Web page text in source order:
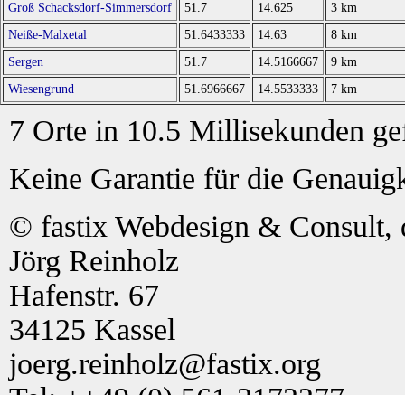
Groß Schacksdorf-Simmersdorf
51.7 14.625
3 km
Neiße-Malxetal
51.6433333 14.63
8 km
Sergen
51.7 14.5166667
9 km
Wiesengrund
51.6966667 14.5533333 7 km
7 Orte in 10.5 Millisekunden
Keine Garantie für die
© fastix Webdesign & Consult,
Jörg Reinholz
Hafenstr. 67
34125 Kassel
joerg.reinholz@fastix.org